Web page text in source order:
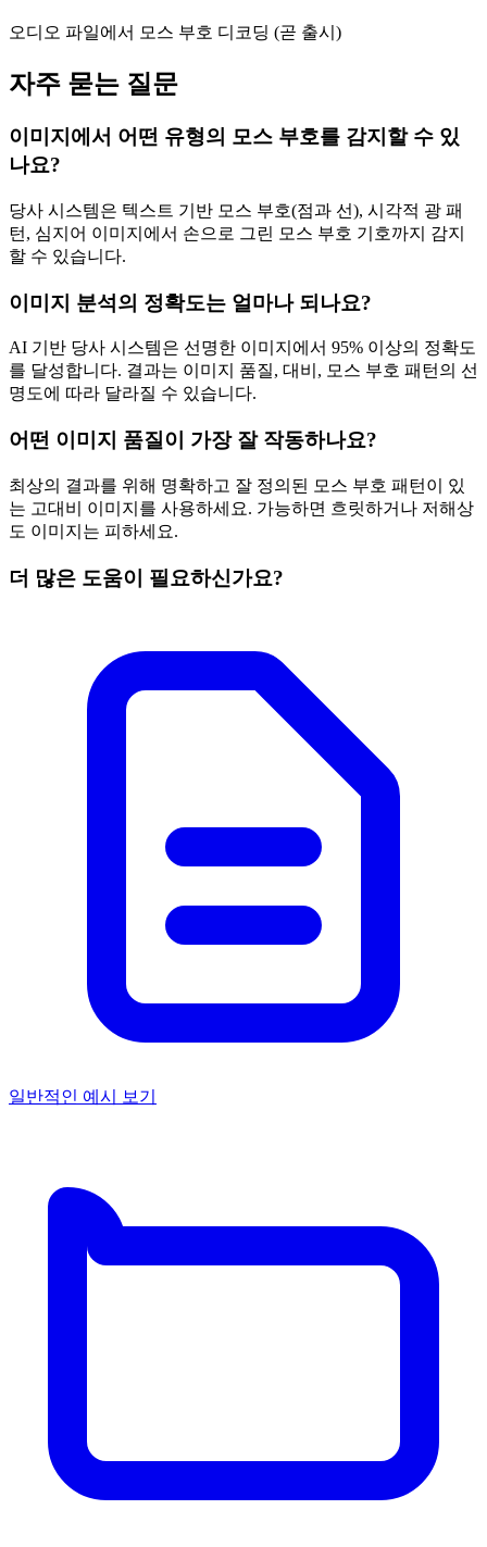
오디오 파일에서 모스 부호 디코딩 (곧 출시)
자주 묻는 질문
이미지에서 어떤 유형의 모스 부호를 감지할 수 있
나요?
당사 시스템은 텍스트 기반 모스 부호(점과 선), 시각적 광 패
턴, 심지어 이미지에서 손으로 그린 모스 부호 기호까지 감지
할 수 있습니다.
이미지 분석의 정확도는 얼마나 되나요?
AI 기반 당사 시스템은 선명한 이미지에서 95% 이상의 정확도
를 달성합니다. 결과는 이미지 품질, 대비, 모스 부호 패턴의 선
명도에 따라 달라질 수 있습니다.
어떤 이미지 품질이 가장 잘 작동하나요?
최상의 결과를 위해 명확하고 잘 정의된 모스 부호 패턴이 있
는 고대비 이미지를 사용하세요. 가능하면 흐릿하거나 저해상
도 이미지는 피하세요.
더 많은 도움이 필요하신가요?
일반적인 예시 보기